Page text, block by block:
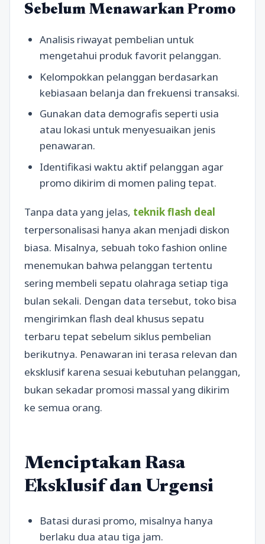
Sebelum Menawarkan Promo
Analisis riwayat pembelian untuk
mengetahui produk favorit pelanggan.
Kelompokkan pelanggan berdasarkan
kebiasaan belanja dan frekuensi transaksi.
Gunakan data demografis seperti usia
atau lokasi untuk menyesuaikan jenis
penawaran.
Identifikasi waktu aktif pelanggan agar
promo dikirim di momen paling tepat.
Tanpa data yang jelas, teknik flash deal
terpersonalisasi hanya akan menjadi diskon
biasa. Misalnya, sebuah toko fashion online
menemukan bahwa pelanggan tertentu
sering membeli sepatu olahraga setiap tiga
bulan sekali. Dengan data tersebut, toko bisa
mengirimkan flash deal khusus sepatu
terbaru tepat sebelum siklus pembelian
berikutnya. Penawaran ini terasa relevan dan
eksklusif karena sesuai kebutuhan pelanggan,
bukan sekadar promosi massal yang dikirim
ke semua orang.
Menciptakan Rasa
Eksklusif dan Urgensi
Batasi durasi promo, misalnya hanya
berlaku dua atau tiga jam.